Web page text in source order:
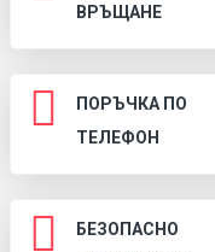
ВРЪЩАНЕ
ПОРЪЧКА ПО
ТЕЛЕФОН
БЕЗОПАСНО